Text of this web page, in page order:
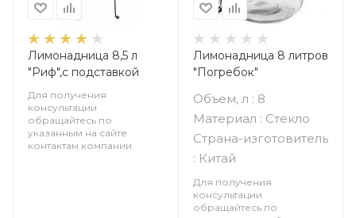
Лимонадница 8,5 л
"Риф",с подставкой
Для получения
консультации
обращайтесь по
указанным на сайте
контактам компании
Лимонадница 8 литров
"Погребок"
Объем, л : 8
Материал : Стекло
Страна-изготовитель
: Китай
Для получения
консультации
обращайтесь по